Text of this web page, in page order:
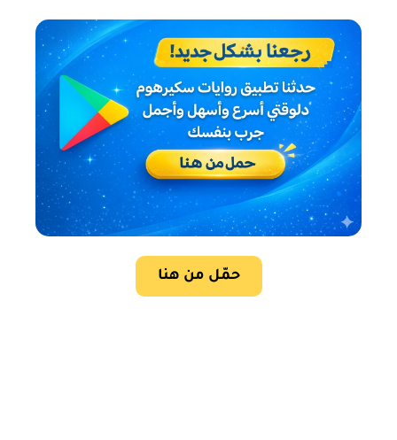
حمّل من هنا